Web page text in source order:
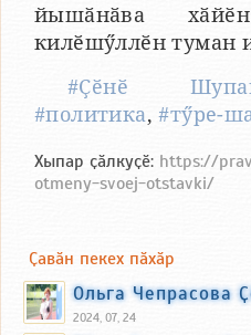
йышӑнӑва
килӗшӳллӗн туман
#Ҫӗнӗ
#политика,#тӳре-
Хыпар ҫӑлкуҫӗ: https://
otmeny-svoej-otstavki/
Ҫавӑн пекех пӑхӑр
Ольга Чепрасова
2024, 07, 24